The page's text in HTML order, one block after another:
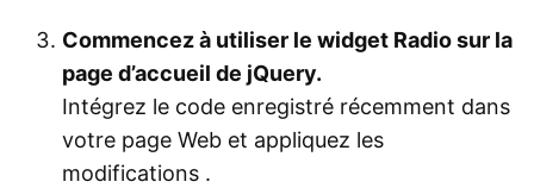
Commencez à utiliser le widget Radio sur la
page d’accueil de jQuery.
Intégrez le code enregistré récemment dans
votre page Web et appliquez les
modifications .